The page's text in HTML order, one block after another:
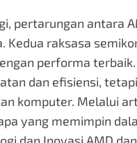
pertarungan antara
Kedua raksasa
performa
dan efisiensi,
komputer. Melalui
yang memimpin